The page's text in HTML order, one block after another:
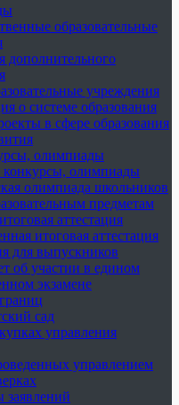
образовательные
дополнительного
учреждения
о системе образования
в сфере образования
олимпиады
конкурсы, олимпиады
олимпиада школьников
предметам
аттестация
итоговая аттестация
для выпускников
об участии в едином
экзамене
сад
управления
управлением